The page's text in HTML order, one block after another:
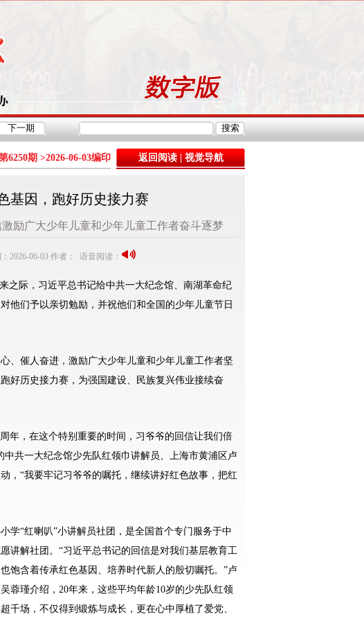
6250期 >2026-06-03编印 返回阅读|视觉导航
基因，跑好历史接力赛
励广大少年儿童和少年儿童工作者奋斗逐梦
2026-06-03 作者： 语音阅读：
际，习近平总书记给中共一大纪念馆、南湖革命纪
他们予以亲切勉励，并祝他们和全国的少年儿童节日
催人奋进，激励广大少年儿童和少年儿童工作者坚
好历史接力赛，为强国建设、民族复兴伟业接续奋
，在这个特别重要的时间，习爷爷的回信让我们倍
中共一大纪念馆少先队红领巾讲解员、上海市黄浦区卢
，“我要牢记习爷爷的嘱托，继续讲好红色故事，把红
“红喇叭”小讲解员社团，是全国首个专门服务于中
讲解社团。“习近平总书记的回信是对我们基层教育工
饱含着传承红色基因、培养时代新人的殷切嘱托。”卢
蓉瑾介绍，20年来，这些平均年龄10岁的少先队红领
千场，不仅得到锻炼与成长，更在心中厚植了爱党、